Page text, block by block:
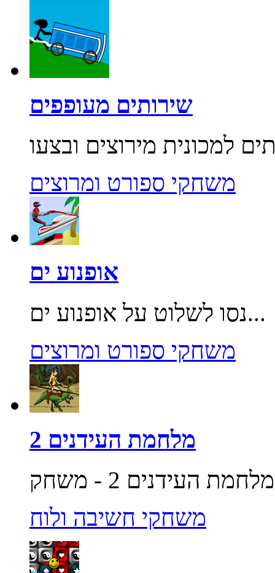
שירותים מעופפים
משחקי ספורט ומרוצים
אופנוע ים
נסו לשלוט על אופנוע ים...
משחקי ספורט ומרוצים
מלחמת העידנים 2
משחקי חשיבה ולוח